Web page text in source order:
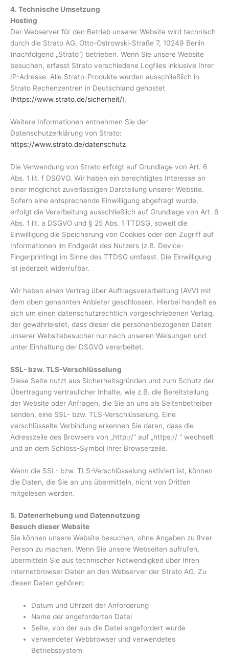
4. Technische Umsetzung
Hosting
Der Webserver für den Betrieb unserer Website wird technisch
durch die Strato AG, Otto-Ostrowski-Straße 7, 10249 Berlin
(nachfolgend „Strato“) betrieben. Wenn Sie unsere Website
besuchen, erfasst Strato verschiedene Logfiles inklusive Ihrer
IP-Adresse. Alle Strato-Produkte werden ausschließlich in
Strato Rechenzentren in Deutschland gehostet
(https://www.strato.de/sicherheit/).
Weitere Informationen entnehmen Sie der
Datenschutzerklärung von Strato:
https://www.strato.de/datenschutz
Die Verwendung von Strato erfolgt auf Grundlage von Art. 6
Abs. 1 lit. f DSGVO. Wir haben ein berechtigtes Interesse an
einer möglichst zuverlässigen Darstellung unserer Website.
Sofern eine entsprechende Einwilligung abgefragt wurde,
erfolgt die Verarbeitung ausschließlich auf Grundlage von Art. 6
Abs. 1 lit. a DSGVO und § 25 Abs. 1 TTDSG, soweit die
Einwilligung die Speicherung von Cookies oder den Zugriff auf
Informationen im Endgerät des Nutzers (z.B. Device-
Fingerprinting) im Sinne des TTDSG umfasst. Die Einwilligung
ist jederzeit widerrufbar.
Wir haben einen Vertrag über Auftragsverarbeitung (AVV) mit
dem oben genannten Anbieter geschlossen. Hierbei handelt es
sich um einen datenschutzrechtlich vorgeschriebenen Vertag,
der gewährleistet, dass dieser die personenbezogenen Daten
unserer Websitebesucher nur nach unseren Weisungen und
unter Einhaltung der DSGVO verarbeitet.
SSL- bzw. TLS-Verschlüsselung
Diese Seite nutzt aus Sicherheitsgründen und zum Schutz der
Übertragung vertraulicher Inhalte, wie z.B. die Bereitstellung
der Website oder Anfragen, die Sie an uns als Seitenbetreiber
senden, eine SSL- bzw. TLS-Verschlüsselung. Eine
verschlüsselte Verbindung erkennen Sie daran, dass die
Adresszeile des Browsers von „http://“ auf „https:// “ wechselt
und an dem Schloss-Symbol Ihrer Browserzeile.
Wenn die SSL- bzw. TLS-Verschlüsselung aktiviert ist, können
die Daten, die Sie an uns übermitteln, nicht von Dritten
mitgelesen werden.
5. Datenerhebung und Datennutzung
Besuch dieser Website
Sie können unsere Website besuchen, ohne Angaben zu Ihrer
Person zu machen. Wenn Sie unsere Webseiten aufrufen,
übermitteln Sie aus technischer Notwendigkeit über Ihren
Internetbrowser Daten an den Webserver der Strato AG. Zu
diesen Daten gehören:
Datum und Uhrzeit der Anforderung
Name der angeforderten Datei
Seite, von der aus die Datei angefordert wurde
verwendeter Webbrowser und verwendetes
Betriebssystem